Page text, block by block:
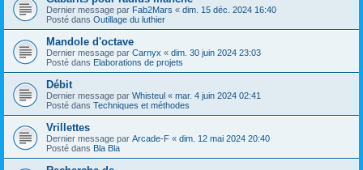
Dernier message par Fab2Mars « dim. 15 déc. 2024 16:40
Posté dans Outillage du luthier
Mandole d'octave
Dernier message par Carnyx « dim. 30 juin 2024 23:03
Posté dans Elaborations de projets
Débit
Dernier message par Whisteul « mar. 4 juin 2024 02:41
Posté dans Techniques et méthodes
Vrillettes
Dernier message par Arcade-F « dim. 12 mai 2024 20:40
Posté dans Bla Bla